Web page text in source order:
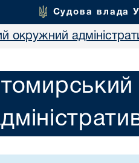
Судова влада
окружний